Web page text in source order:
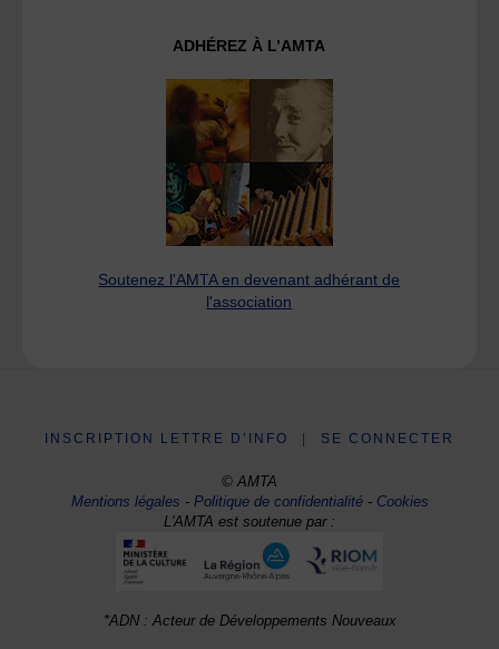
ADHÉREZ À L’AMTA
Soutenez l'AMTA en devenant adhérant de
l'association
INSCRIPTION LETTRE D’INFO SE CONNECTER
© AMTA
Mentions légales -Politique de confidentialité- Cookies
L'AMTA est soutenue par :
*ADN : Acteur de Développements Nouveaux